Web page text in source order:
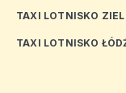
TAXI LOTNISKO
TAXI LOTNISKO